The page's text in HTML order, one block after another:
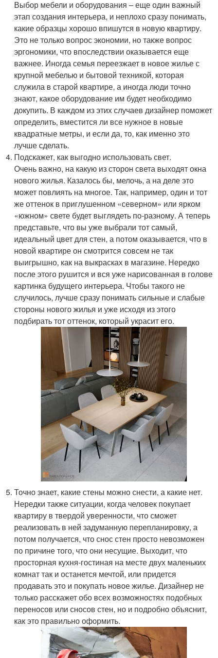
Выбор мебели и оборудования – еще один важный
этап создания интерьера, и неплохо сразу понимать,
какие образцы хорошо впишутся в новую квартиру.
Это не только вопрос экономии, но также вопрос
эргономики, что впоследствии оказывается еще
важнее. Иногда семья переезжает в новое жилье с
крупной мебелью и бытовой техникой, которая
служила в старой квартире, а иногда люди точно
знают, какое оборудование им будет необходимо
докупить. В каждом из этих случаев дизайнер поможет
определить, вместится ли все нужное в новые
квадратные метры, и если да, то, как именно это
лучше сделать.
Подскажет, как выгодно использовать свет.
Очень важно, на какую из сторон света выходят окна
нового жилья. Казалось бы, мелочь, а на деле это
может повлиять на многое. Так, например, один и тот
же оттенок в приглушенном «северном» или ярком
«южном» свете будет выглядеть по-разному. А теперь
представьте, что вы уже выбрали тот самый,
идеальный цвет для стен, а потом оказывается, что в
новой квартире он смотрится совсем не так
выигрышно, как на выкрасках в магазине. Нередко
после этого рушится и вся уже нарисованная в голове
картинка будущего интерьера. Чтобы такого не
случилось, лучше сразу понимать сильные и слабые
стороны нового жилья и уже исходя из этого
подбирать тот оттенок, который украсит его.
Точно знает, какие стены можно снести, а какие нет.
Нередки также ситуации, когда человек покупает
квартиру в твердой уверенности, что сможет
реализовать в ней задуманную перепланировку, а
потом получается, что снос стен просто невозможен
по причине того, что они несущие. Выходит, что
просторная кухня-гостиная на месте двух маленьких
комнат так и останется мечтой, или придется
продавать это и покупать новое жилье. Дизайнер не
только расскажет обо всех возможностях подобных
переносов или сносов стен, но и подробно объяснит,
как это правильно оформить.